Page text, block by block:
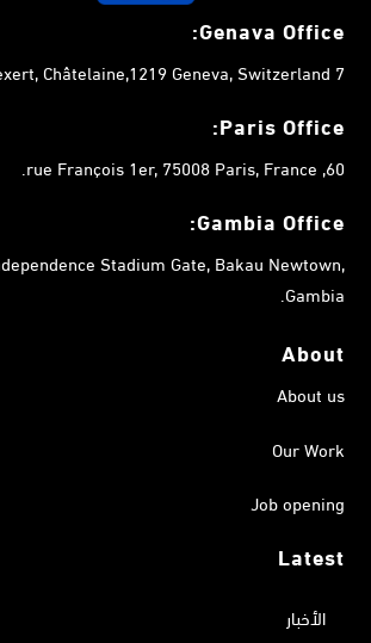
Genava Office:
7 chemin de Balexert, Châtelaine,1219 Geneva, Switzerland.
Paris Office:
60, rue François 1er, 75008 Paris, France.
Gambia Office:
Stadium Gate, Bakau Newtown,
Gambia.
About
About us
Our Work
Job opening
Latest
الأخبار